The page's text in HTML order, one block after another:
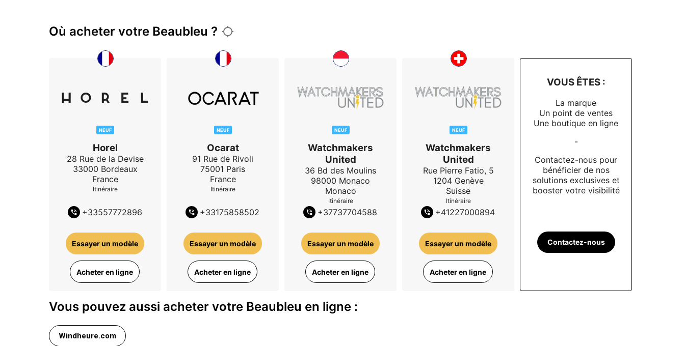
Où acheter votre Beaubleu ?
NEUF
Horel
28 Rue de la Devise
33000 Bordeaux
France
Itinéraire
+33557772896
Essayer un modèle
Acheter en ligne
NEUF
Ocarat
91 Rue de Rivoli
75001 Paris
France
Itinéraire
+33175858502
Essayer un modèle
Acheter en ligne
NEUF
Watchmakers
United
36 Bd des Moulins
98000 Monaco
Monaco
Itinéraire
+37737704588
Essayer un modèle
Acheter en ligne
NEUF
Watchmakers
United
Rue Pierre Fatio, 5
1204 Genève
Suisse
Itinéraire
+41227000894
Essayer un modèle
Acheter en ligne
VOUS ÊTES :
La marque
Un point de ventes
Une boutique en ligne
-
Contactez-nous pour
bénéficier de nos
solutions exclusives et
booster votre visibilité
Contactez-nous
Vous pouvez aussi acheter votre Beaubleu en ligne :
Windheure.com